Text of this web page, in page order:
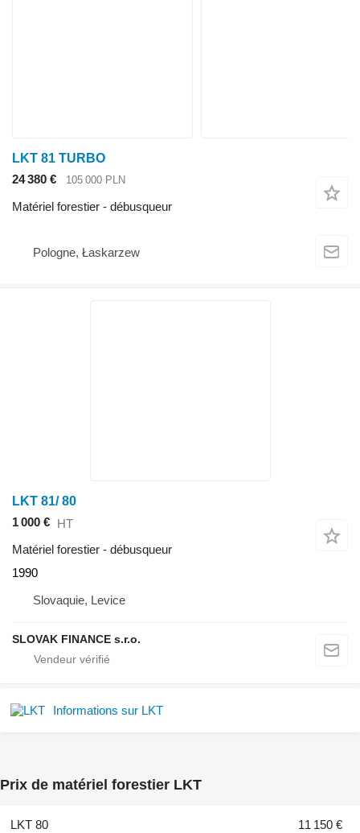
LKT 81 TURBO
24 380 €
105 000 PLN
Matériel forestier - débusqueur
Pologne, Łaskarzew
LKT 81/ 80
1 000 € HT
Matériel forestier - débusqueur
1990
Slovaquie, Levice
SLOVAK FINANCE s.r.o.
Informations sur LKT
Prix de matériel forestier LKT
LKT 80 11 150 €